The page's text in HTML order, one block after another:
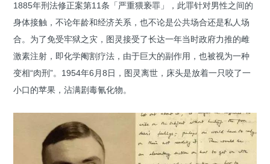
1885年刑法修正案第11条「严重猥亵罪」，此罪针对男性之间的
身体接触，不论年龄和经济关系，也不论是公共场合还是私人场
合。为了免受牢狱之灾，图灵接受了长达一年当时政府力推的雌
激素注射，即化学阉割疗法，由于巨大的副作用，也被视为一种
变相“肉刑”。1954年6月8日，图灵离世，床头是放着一只咬了一
小口的苹果，沾满剧毒氰化物。